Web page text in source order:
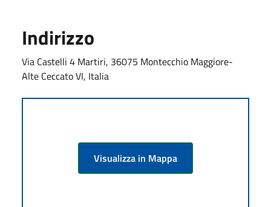
Indirizzo
Via Castelli 4 Martiri, 36075 Montecchio Maggiore-
Alte Ceccato VI, Italia
Visualizza in Mappa